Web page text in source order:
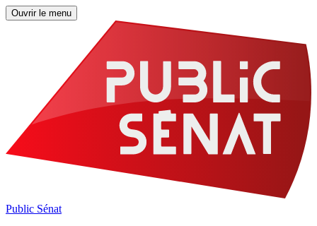
Ouvrir le menu
Public Sénat